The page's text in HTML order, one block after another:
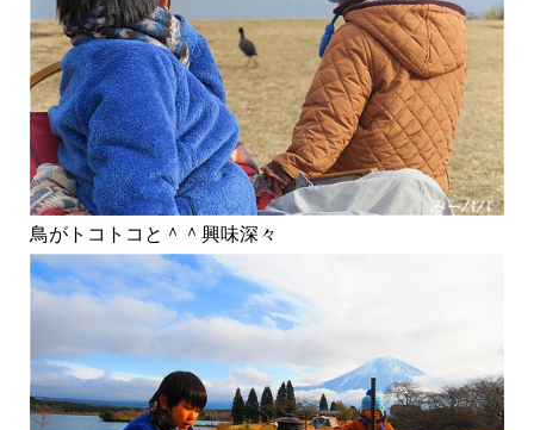
鳥がトコトコと＾＾興味深々